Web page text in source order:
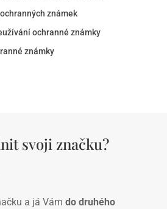
známek
ochranné známky
známky
svoji značku?
a já Vám do druhého